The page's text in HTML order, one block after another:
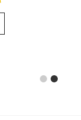
Цей
товар
варіантів.